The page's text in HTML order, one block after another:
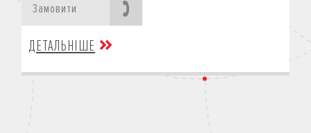
Замовити
ДЕТАЛЬНІШЕ